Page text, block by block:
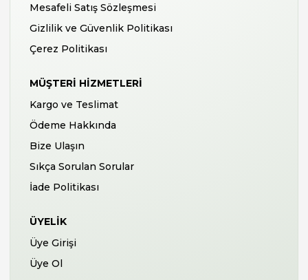
Mesafeli Satış Sözleşmesi
Gizlilik ve Güvenlik Politikası
Çerez Politikası
MÜŞTERI HIZMETLERI
Kargo ve Teslimat
Ödeme Hakkında
Bize Ulaşın
Sıkça Sorulan Sorular
İade Politikası
ÜYELIK
Üye Girişi
Üye Ol